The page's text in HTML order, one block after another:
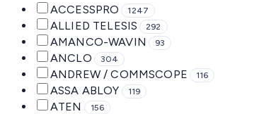
ACCESSPRO 1247
ALLIED TELESIS 292
AMANCO-WAVIN 93
ANCLO 304
ANDREW / COMMSCOPE 116
ASSA ABLOY 119
ATEN 156